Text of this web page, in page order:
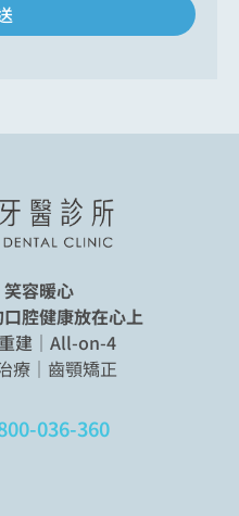
容暖心
腔健康放在心上
建｜All-on-4
療｜齒顎矯正
036-360